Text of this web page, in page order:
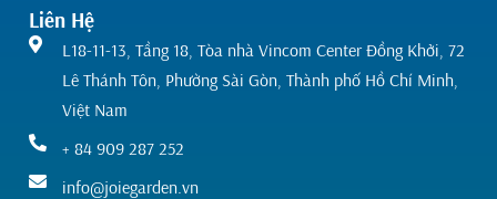
Liên Hệ
L18-11-13, Tầng 18, Tòa nhà Vincom Center Đồng Khởi, 72
Lê Thánh Tôn, Phường Sài Gòn, Thành phố Hồ Chí Minh,
Việt Nam
+ 84 909 287 252
info@joiegarden.vn